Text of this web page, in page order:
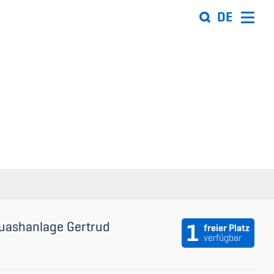
DE
Sponsoren und Partner
Netzwerk
Gertrud 1 freier Platz
verfügbar